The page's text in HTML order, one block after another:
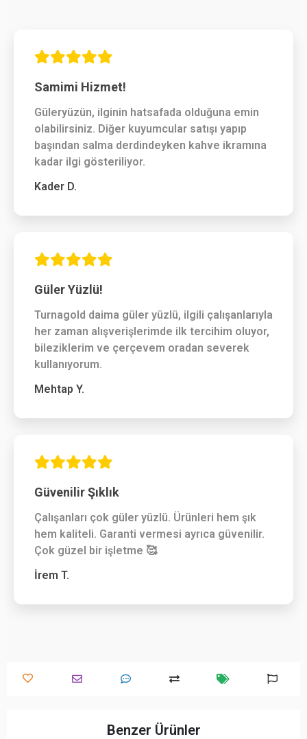
Samimi Hizmet!
Güleryüzün, ilginin hatsafada olduğuna emin
olabilirsiniz. Diğer kuyumcular satışı yapıp
başından salma derdindeyken kahve ikramına
kadar ilgi gösteriliyor.
Kader D.
Güler Yüzlü!
Turnagold daima güler yüzlü, ilgili çalışanlarıyla
her zaman alışverişlerimde ilk tercihim oluyor,
bileziklerim ve çerçevem oradan severek
kullanıyorum.
Mehtap Y.
Güvenilir Şıklık
Çalışanları çok güler yüzlü. Ürünleri hem şık
hem kaliteli. Garanti vermesi ayrıca güvenilir.
Çok güzel bir işletme 🥰
İrem T.
Benzer Ürünler